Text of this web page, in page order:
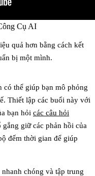
Cụ AI
quả hơn bằng cách kết
bị một mình.
có thể giúp bạn mô phỏng
Thiết lập các buổi này với
bạn hỏi các câu hỏi
gắng giữ các phản hồi của
đếm thời gian để giúp
chóng và tập trung